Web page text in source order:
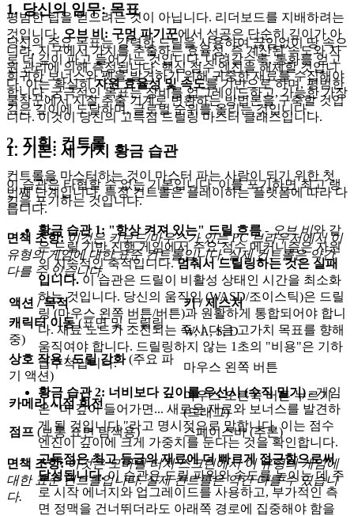
1. 당신의 임무: 목표
당신의 주요 목표는 강력한 드릴을 사용하여 끊임없이 땅 속으
로 더 깊이 파고 들어가는 것입니다. 내려갈수록, 통화를 얻고
희귀한 보너스와 펫을 발견하기 위해 귀중한 재료를 수집해야
합니다. 궁극적인 목표는 장비를 업그레이드하고, 가능한 가장
깊은 깊이에 도달하며, 글로벌 순위를 올리는 것입니다.
2. 지휘: 컨트롤
컨트롤을 마스터하는 것이 마스터 파는 사람이 되기 위한 첫
번째 단계입니다. 특정 컨트롤은 플레이하는 플랫폼에 따라 다
릅니다.
면책 조항: 이것은 키보드/마우스가 있는 PC 브라우저에서 이
유형의 게임에 대한 표준 컨트롤입니다. 실제 컨트롤은 약간
다를 수 있습니다.
액션 / 목적
키 / 제스처
캐릭터 이동(표면 및 드릴링
중)
W, A, S, D
상호 작용 / 드릴 강화(주요 파
기 액션)
마우스 왼쪽 버튼
카메라 시점 회전
마우스 오른쪽 버튼 누르기
(드래그)
점프 (보통 표면 탐색용) 스페이스바 (추론)
면책 조항: 이것은 모바일 터치 스크린에서 이 유형의 게임에
대한 표준 컨트롤입니다. 실제 컨트롤은 약간 다를 수 있습니
다.
평범한 팁을 얻으려는 것이 아닙니다. 리더보드를 지배하려는
것입니다. 오브 비: 구멍 파기꾼에서 성공은 단순히 깊이가 아
니라, 지구에서 가치를 추출하는 효율성, 즉 계산된 속도와 자
원 관리에 의해 측정됩니다. 핵심 점수 엔진을 해체할 것입니
다. 이는 확실히자원 효율성 및 속도를 기반으로 하며, 평범한
굴착꾼에서 지질 추출 기계로 변환하는 방법론을 구축할 것입
니다. 이것이 당신의 고득점 드릴링 마스터 클래스입니다.
1. 기본: 세 가지 황금 습관
이 습관은 타협할 수 없는 기본입니다. 이를 포기하면 최고 랭
킹을 포기하는 것입니다.
황금 습관 1: "항상 켜져 있는" 드릴 흐름 - 오브 비와 같
은 드릴 기반 진행 게임에서 주요 점수 메커니즘은 자원
의 지속적인 축적입니다.멈춰서 드릴링하는 것은 실패
입니다. 이 습관은 드릴이 비활성 상태인 시간을 최소화
하는 것입니다. 당신의 움직임 (WASD/조이스틱)은 드릴
링 (마우스 왼쪽 버튼/버튼)과 원활하게 통합되어야 합니
다. 재료 노드가 소진되는 즉시 다음 고가치 목표를 향해
움직여야 합니다. 드릴링하지 않는 1초의 "비용"은 기하
급수적입니다.
황금 습관 2: 너비보다 깊이를 우선시 (수직 밀기)- 게임
은 "더 깊이 들어가면... 새로운 재료와 보너스를 발견하
게 될 것입니다."라고 명시적으로 말합니다. 이는 점수
엔진이 깊이에 크게 가중치를 둔다는 것을 확인합니다.
고득점은 최고 등급의 재료에 더 빠르게 접근함으로써
달성됩니다.이 습관은 드릴 파워와 속도를 높이는 데 주
로 시작 에너지와 업그레이드를 사용하고, 부가적인 측
면 정맥을 건너뛰더라도 아래쪽 경로에 집중해야 함을